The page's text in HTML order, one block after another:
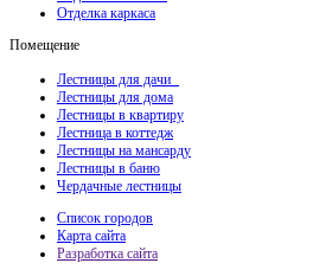
Отделка каркаса
Помещение
Лестницы для дачи
Лестницы для дома
Лестницы в квартиру
Лестница в коттедж
Лестницы на мансарду
Лестницы в баню
Чердачные лестницы
Список городов
Карта сайта
Разработка сайта